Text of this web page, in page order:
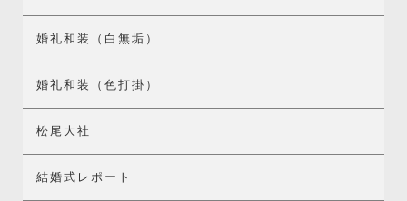
婚礼和装（白無垢）
婚礼和装（色打掛）
松尾大社
結婚式レポート